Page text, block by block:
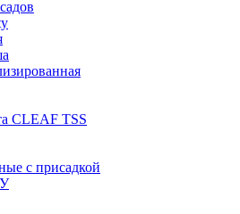
CLEAF TSS
с присадкой